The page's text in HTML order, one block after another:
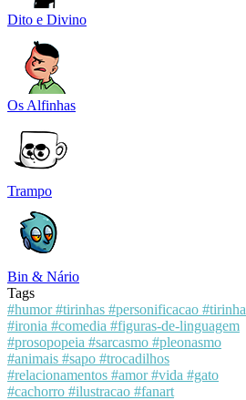
Dito e Divino
Os Alfinhas
Trampo
Bin & Nário
Tags
#humor#tirinhas #personificacao #tirinha
#ironia #comedia #figuras-de-linguagem
#prosopopeia #sarcasmo #pleonasmo
#animais #sapo #trocadilhos
#relacionamentos #amor#vida #gato
#cachorro #ilustracao #fanart